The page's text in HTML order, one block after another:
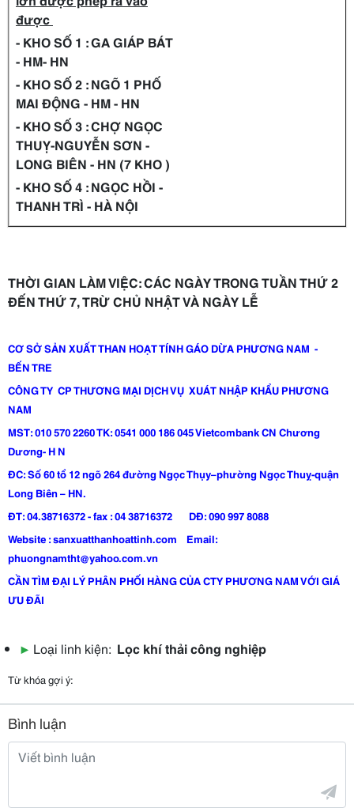
được
- KHO SỐ 1 : GA GIÁP BÁT
- HM- HN
- KHO SỐ 2 : NGÕ 1 PHỐ
MAI ĐỘNG - HM - HN
- KHO SỐ 3 : CHỢ NGỌC
THUỴ-NGUYỄN SƠN -
LONG BIÊN - HN (7 KHO )
- KHO SỐ 4 : NGỌC HỒI -
THANH TRÌ - HÀ NỘI
THỜI GIAN LÀM VIỆC: CÁC NGÀY TRONG TUẦN THỨ 2
ĐẾN THỨ 7, TRỪ CHỦ NHẬT VÀ NGÀY LỄ
CƠ SỞ SẢN XUẤT THAN HOẠT TÍNH GÁO DỪA PHƯƠNG NAM -
BẾN TRE
CÔNG TY CP THƯƠNG MẠI DỊCH VỤ XUÁT NHẬP KHẨU PHƯƠNG
NAM
MST: 010 570 2260 TK: 0541 000 186 045 Vietcombank CN Chương
Dương- H N
ĐC: Số 60 tổ 12 ngõ 264 đường Ngọc Thụy–phường Ngọc Thuỵ-quận
Long Biên – HN.
ĐT: 04.38716372 - fax : 04 38716372 DĐ: 090 997 8088
Website : sanxuatthanhoattinh.com Email:
phuongnamtht@yahoo.com.vn
CẦN TÌM ĐẠI LÝ PHÂN PHỐI HÀNG CỦACTY PHƯƠNG NAM VỚI GIÁ
ƯU ĐÃI
▶ Loại linh kiện: Lọc khí thải công nghiệp
Từ khóa gợi ý:
Bình luận